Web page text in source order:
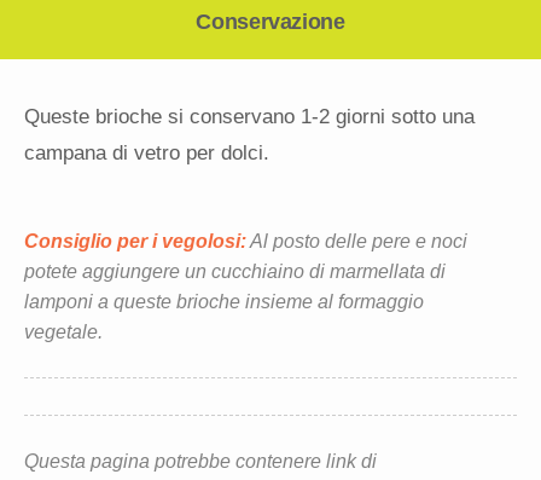
Conservazione
Queste brioche si conservano 1-2 giorni sotto una
campana di vetro per dolci.
Consiglio per i vegolosi:Al posto delle pere e noci
potete aggiungere un cucchiaino di marmellata di
lamponi a queste brioche insieme al formaggio
vegetale.
Questa pagina potrebbe contenere link di